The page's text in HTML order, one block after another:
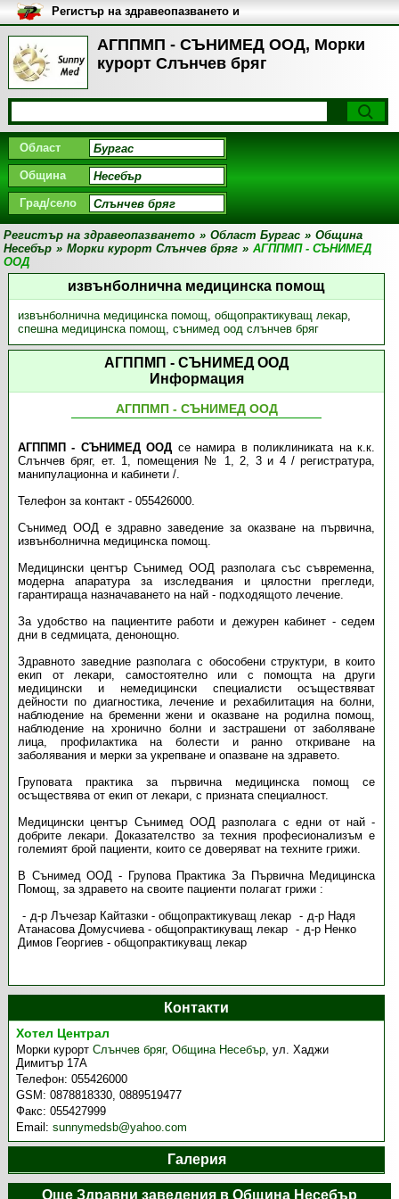
АГППMП - СЪНИМЕД ООД, Морки
курорт Слънчев бряг
Регистър на здравеопазването и
медицинските заведения в
България
Област
Община
Град/село
Регистър на здравеопазването » Област Бургас » Община
Несебър » Морки курорт Слънчев бряг » АГППMП - СЪНИМЕД
ООД
извънболнична медицинска помощ
извънболнична медицинска помощ, общопрактикуващ лекар,
спешна медицинска помощ, сънимед оод слънчев бряг
АГППMП - СЪНИМЕД ООД
Информация
АГППMП - СЪНИМЕД ООД
АГППМП - СЪНИМЕД ООД се намира в поликлиниката на к.к.
Слънчев бряг, ет. 1, помещения № 1, 2, 3 и 4 / регистратура,
манипулационна и кабинети /.
Телефон за контакт - 055426000.
Сънимед ООД е здравно заведение за оказване на първична,
извънболнична медицинска помощ.
Медицински център Сънимед ООД разполага със съвременна,
модерна апаратура за изследвания и цялостни прегледи,
гарантираща назначаването на най - подходящото лечение.
За удобство на пациентите работи и дежурен кабинет - седем
дни в седмицата, денонощно.
Здравното заведние разполага с обособени структури, в които
екип от лекари, самостоятелно или с помощта на други
медицински и немедицински специалисти осъществяват
дейности по диагностика, лечение и рехабилитация на болни,
наблюдение на бременни жени и оказване на родилна помощ,
наблюдение на хронично болни и застрашени от заболяване
лица, профилактика на болести и ранно откриване на
заболявания и мерки за укрепване и опазване на здравето.
Груповата практика за първична медицинска помощ се
осъществява от екип от лекари, с призната специалност.
Медицински център Сънимед ООД разполага с едни от най -
добрите лекари. Доказателство за техния професионализъм е
големият брой пациенти, които се доверяват на техните грижи.
В Сънимед ООД - Групова Практика За Първична Медицинска
Помощ, за здравето на своите пациенти полагат грижи :
д-р Лъчезар Кайтазки - общопрактикуващ лекар
д-р Надя
Атанасова Домусчиева - общопрактикуващ лекар
д-р Ненко
Димов Георгиев - общопрактикуващ лекар
Контакти
Хотел Централ
Морки курортСлънчев бряг,Община Несебър,ул. Хаджи
Димитър 17А
Телефон:055426000
GSM:0878818330, 0889519477
Факс:055427999
Email:sunnymedsb@yahoo.com
Галерия
Още Здравни заведения в Община Несебър